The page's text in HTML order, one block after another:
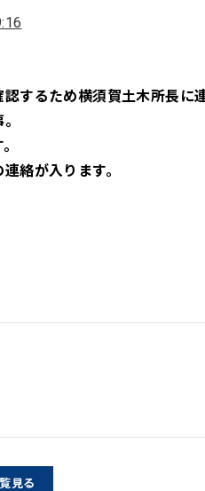
するため横須賀土木所長に
絡が入ります。
見る